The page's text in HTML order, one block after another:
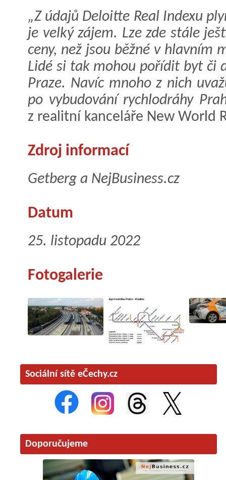
„Z údajů Deloitte Real Indexu
je velký zájem. Lze zde stále
ceny, než jsou běžné v hlavním
Lidé si tak mohou pořídit byt či
Praze. Navíc mnoho z nich
po vybudování rychlodráhy
z realitní kanceláře New World
Zdroj informací
Getberg a NejBusiness.cz
Datum
25. listopadu 2022
Fotogalerie
Sociální sítě eČechy.cz
Doporučujeme